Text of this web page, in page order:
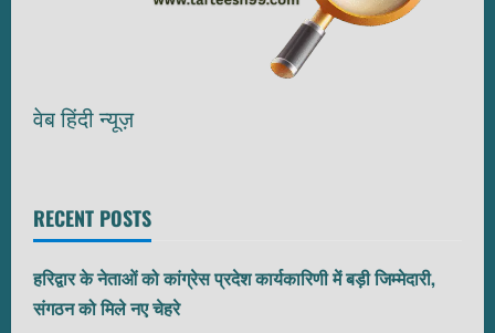
वेब हिंदी न्यूज़
RECENT POSTS
हरिद्वार के नेताओं को कांग्रेस प्रदेश कार्यकारिणी में बड़ी जिम्मेदारी,
संगठन को मिले नए चेहरे